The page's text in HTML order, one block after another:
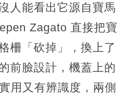
人能看出它源自寶馬
Zagato 直接把寶
柵「砍掉」，換上了
前臉設計，機蓋上的
用又有辨識度，兩側